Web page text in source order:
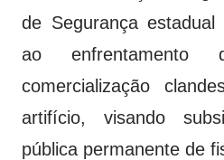
de Segurança
ao
comercialização
artifício, visando
pública permanente de